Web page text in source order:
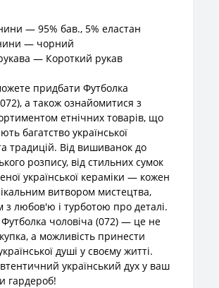
— 95% бав., 5% еластан
— чорний
— Короткий рукав
придбати Футболка
а також ознайомитися з
етнічних товарів, що
багатство української
традицій. Від вишиванок до
розпису, від стильних сумок
української кераміки — кожен
витвором мистецтва,
з любов'ю і турботою про деталі.
чоловіча (072) — це не
а можливість принести
душі у своєму житті.
український дух у ваш
гардероб!